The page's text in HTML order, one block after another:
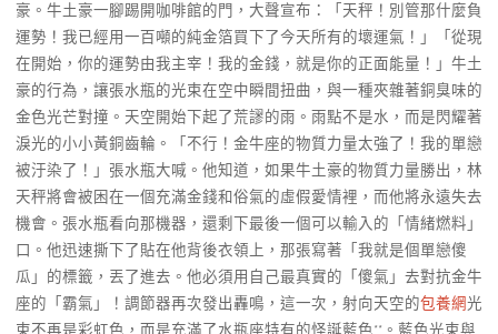
豪。牛土豪一腳踢開咖啡館的門，大聲宣布：「天秤！別管那什麼負
運勢！我已經用一百噸的純金箔買下了今天所有的壞運氣！」「從現
在開始，你的運勢由我主宰！我的金錢，就是你的正面能量！」牛土
豪的行為，讓張水瓶的光束在空中瞬間扭曲，與一種夾雜著銅臭味的
金色光芒對撞。天空開始下起了荒謬的雨。雨點不是水，而是閃耀著
淚光的小小黃銅齒輪。「不行！金牛座的物質力量太強了！我的單戀
被汙染了！」張水瓶大喊。他知道，如果牛土豪的物質力量勝出，林
天秤將會被困在一個充滿金錢和俗氣的虛假愛情裡，而他將永遠失去
機會。張水瓶看向那機器，還剩下最後一個可以輸入的「情緒燃料」
口。他迅速撕下了貼在他背後衣領上，那張寫著「我就是個單戀傻
瓜」的標籤，丟了進去。他必須用自己最真實的「傻氣」去對抗金牛
座的「霸氣」！調節器再次發出轟鳴，這一次，射向天空的包養網光
束不再是彩虹色，而是充滿了水瓶座特有的怪誕藍色**。藍色光束與